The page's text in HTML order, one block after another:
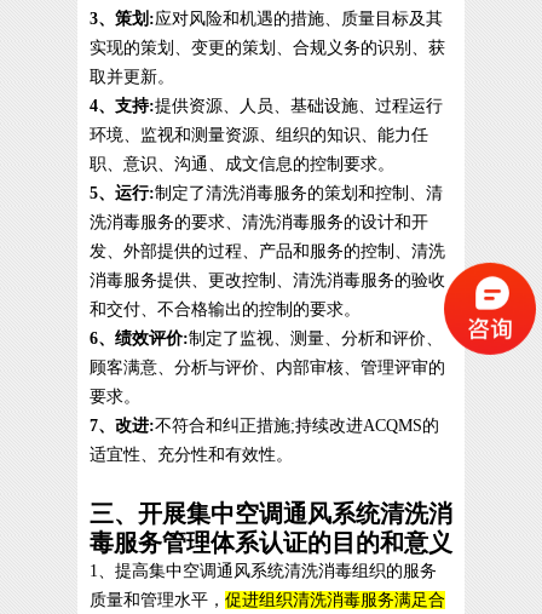
3、策划:应对风险和机遇的措施、质量目标及其
实现的策划、变更的策划、合规义务的识别、获
取并更新。
4、支持:提供资源、人员、基础设施、过程运行
环境、监视和测量资源、组织的知识、能力任
职、意识、沟通、成文信息的控制要求。
5、运行:制定了清洗消毒服务的策划和控制、清
洗消毒服务的要求、清洗消毒服务的设计和开
发、外部提供的过程、产品和服务的控制、清洗
消毒服务提供、更改控制、清洗消毒服务的验收
和交付、不合格输出的控制的要求。
6、绩效评价:制定了监视、测量、分析和评价、
顾客满意、分析与评价、内部审核、管理评审的
要求。
7、改进:不符合和纠正措施;持续改进ACQMS的
适宜性、充分性和有效性。
三、开展集中空调通风系统清洗消
毒服务管理体系认证的目的和意义
1、提高集中空调通风系统清洗消毒组织的服务
质量和管理水平， 促进组织清洗消毒服务满足合